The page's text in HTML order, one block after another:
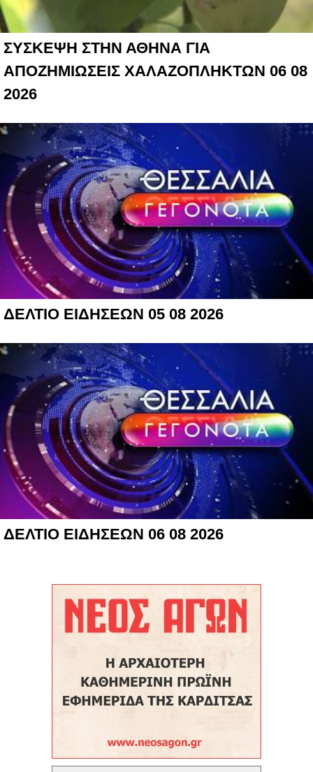
ΣΥΣΚΕΨΗ ΣΤΗΝ ΑΘΗΝΑ ΓΙΑ
ΑΠΟΖΗΜΙΩΣΕΙΣ ΧΑΛΑΖΟΠΛΗΚΤΩΝ 06 08
2026
ΔΕΛΤΙΟ ΕΙΔΗΣΕΩΝ 05 08 2026
ΔΕΛΤΙΟ ΕΙΔΗΣΕΩΝ 06 08 2026